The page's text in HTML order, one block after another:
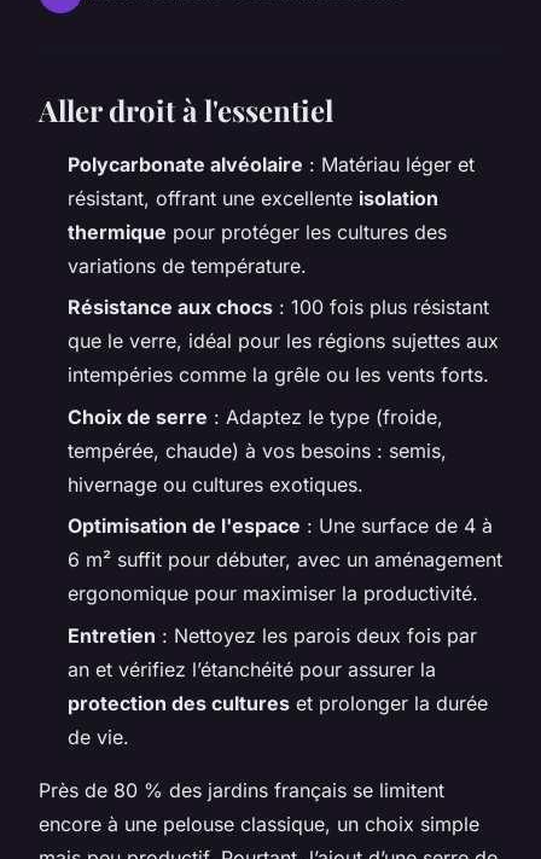
Aller droit à l'essentiel
Polycarbonate alvéolaire : Matériau léger et
résistant, offrant une excellente isolation
thermique pour protéger les cultures des
variations de température.
Résistance aux chocs : 100 fois plus résistant
que le verre, idéal pour les régions sujettes aux
intempéries comme la grêle ou les vents forts.
Choix de serre : Adaptez le type (froide,
tempérée, chaude) à vos besoins : semis,
hivernage ou cultures exotiques.
Optimisation de l'espace : Une surface de 4 à
6 m² suffit pour débuter, avec un aménagement
ergonomique pour maximiser la productivité.
Entretien : Nettoyez les parois deux fois par
an et vérifiez l’étanchéité pour assurer la
protection des cultures et prolonger la durée
de vie.
Près de 80 % des jardins français se limitent
encore à une pelouse classique, un choix simple